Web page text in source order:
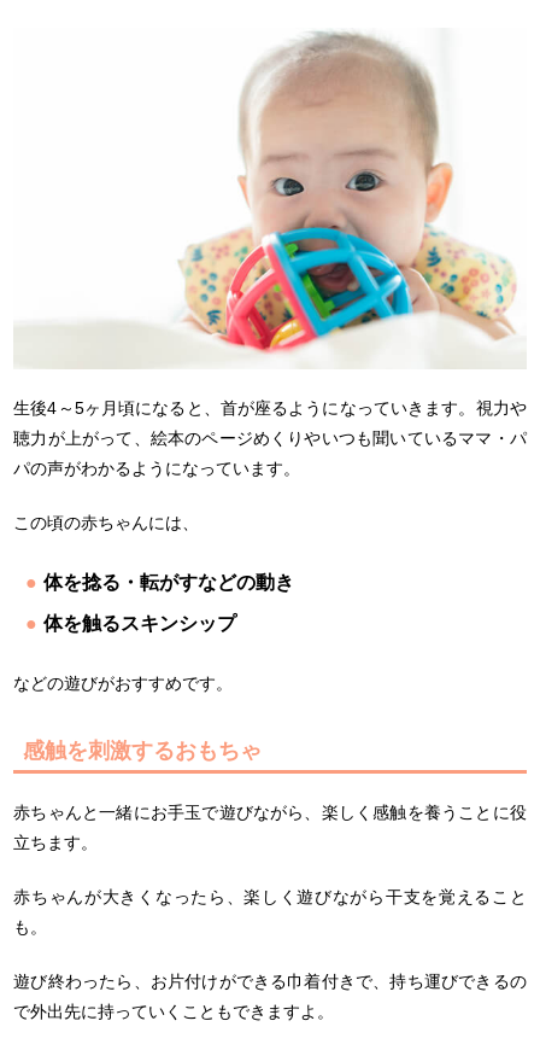
生後4～5ヶ月頃になると、首が座るようになっていきます。視力や
聴力が上がって、絵本のページめくりやいつも聞いているママ・パ
パの声がわかるようになっています。
この頃の赤ちゃんには、
体を捻る・転がすなどの動き
体を触るスキンシップ
などの遊びがおすすめです。
感触を刺激するおもちゃ
赤ちゃんと一緒にお手玉で遊びながら、楽しく感触を養うことに役
立ちます。
赤ちゃんが大きくなったら、楽しく遊びながら干支を覚えること
も。
遊び終わったら、お片付けができる巾着付きで、持ち運びできるの
で外出先に持っていくこともできますよ。